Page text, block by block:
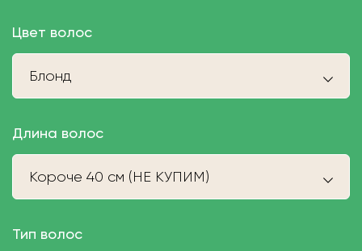
Цвет волос
Блонд
Длина волос
Короче 40 см (НЕ КУПИМ)
Тип волос